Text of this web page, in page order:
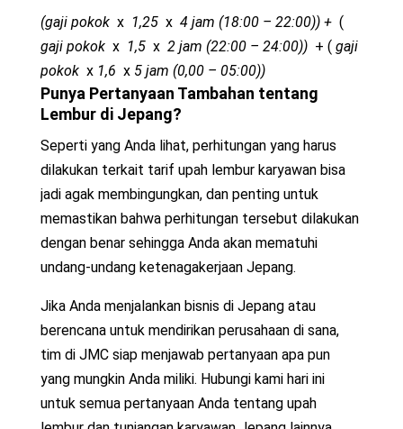
(gaji pokokx 1,25x 4 jam (18:00 – 22:00)) +(
gaji pokokx 1,5x 2 jam (22:00 – 24:00))+ ( gaji
pokokx 1,6 x 5 jam (0,00 – 05:00))
Punya Pertanyaan Tambahan tentang
Lembur di Jepang?
Seperti yang Anda lihat, perhitungan yang harus
dilakukan terkait tarif upah lembur karyawan bisa
jadi agak membingungkan, dan penting untuk
memastikan bahwa perhitungan tersebut dilakukan
dengan benar sehingga Anda akan mematuhi
undang-undang ketenagakerjaan Jepang.
Jika Anda menjalankan bisnis di Jepang atau
berencana untuk mendirikan perusahaan di sana,
tim di JMC siap menjawab pertanyaan apa pun
yang mungkin Anda miliki. Hubungi kami hari ini
untuk semua pertanyaan Anda tentang upah